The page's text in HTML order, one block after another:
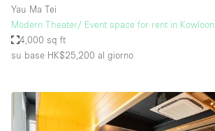
Yau Ma Tei
Modern Theater/ Event space for rent in Kowloon
4,000 sq ft
su base HK$25,200 al giorno